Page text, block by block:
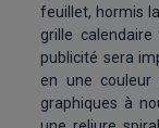
feuillet, hormis
grille
publicité sera
en une
graphiques à